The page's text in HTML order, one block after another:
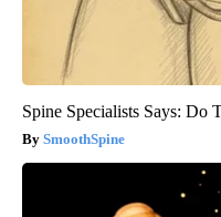
Spine Specialists Says: Do
SmoothSpine